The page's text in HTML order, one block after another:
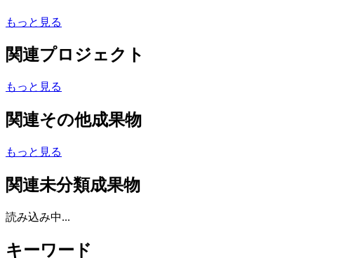
もっと見る
関連プロジェクト
もっと見る
関連その他成果物
もっと見る
関連未分類成果物
読み込み中...
キーワード